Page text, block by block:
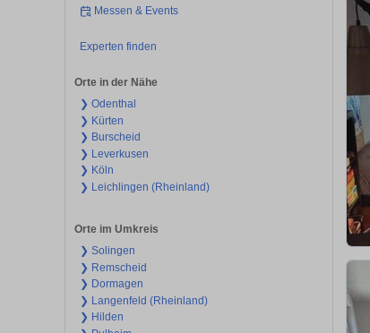
Messen & Events
Experten finden
Orte in der Nähe
❯ Odenthal
❯ Kürten
❯ Burscheid
❯ Leverkusen
❯ Köln
❯ Leichlingen (Rheinland)
Orte im Umkreis
❯ Solingen
❯ Remscheid
❯ Dormagen
❯ Langenfeld (Rheinland)
❯ Hilden